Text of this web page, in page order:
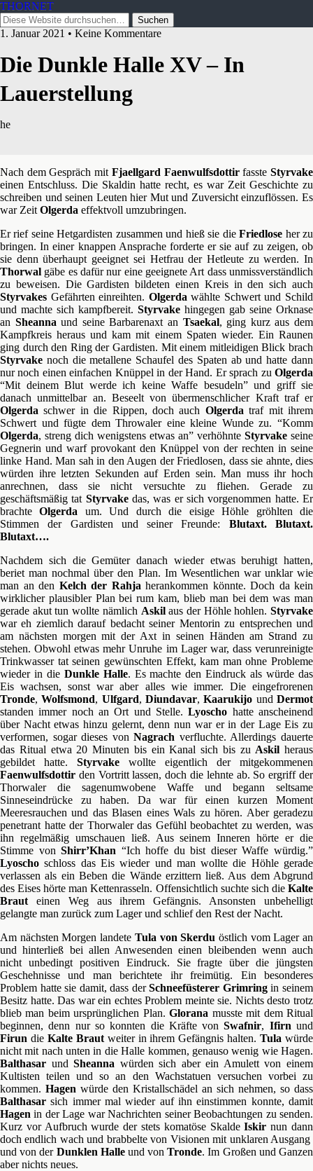
THORNET
1. Januar 2021 • Keine Kommentare
Die Dunkle Halle XV – In
Lauerstellung
he
Nach dem Gespräch mit Fjaellgard FaenwulfsdottirfassteStyrvake
einen Entschluss. Die Skaldin hatte recht, es war Zeit Geschichte zu
schreiben und seinen Leuten hier Mut und Zuversicht einzuflössen. Es
war Zeit Olgerda effektvoll umzubringen.
Er rief seine Hetgardisten zusammen und hieß sie dieFriedlose her zu
bringen. In einer knappen Ansprache forderte er sie auf zu zeigen, ob
sie denn überhaupt geeignet sei Hetfrau der Hetleute zu werden. In
Thorwal gäbe es dafür nur eine geeignete Art dass unmissverständlich
zu beweisen. Die Gardisten bildeten einen Kreis in den sich auch
Styrvakes Gefährten einreihten. Olgerda wählte Schwert und Schild
und machte sich kampfbereit. Styrvake hingegen gab seine Orknase
an Sheanna und seine Barbarenaxt an Tsaekal, ging kurz aus dem
Kampfkreis heraus und kam mit einem Spaten wieder. Ein Raunen
ging durch den Ring der Gardisten. Mit einem mitleidigen Blick brach
Styrvake noch die metallene Schaufel des Spaten ab und hatte dann
nur noch einen einfachen Knüppel in der Hand. Er sprach zu Olgerda
“Mit deinem Blut werde ich keine Waffe besudeln” und griff sie
danach unmittelbar an. Beseelt von übermenschlicher Kraft traf er
Olgerda schwer in die Rippen, doch auch Olgerda traf mit ihrem
Schwert und fügte dem Throwaler eine kleine Wunde zu. “Komm
Olgerda, streng dich wenigstens etwas an” verhöhnte Styrvake seine
Gegnerin und warf provokant den Knüppel von der rechten in seine
linke Hand. Man sah in den Augen der Friedlosen, dass sie ahnte, dies
würden ihre letzten Sekunden auf Erden sein. Man muss ihr hoch
anrechnen, dass sie nicht versuchte zu fliehen. Gerade zu
geschäftsmäßig tat Styrvakedas, was er sich vorgenommen hatte. Er
brachteOlgerda um. Und durch die eisige Höhle gröhlten die
Stimmen der Gardisten und seiner Freunde: Blutaxt. Blutaxt.
Blutaxt….
Nachdem sich die Gemüter danach wieder etwas beruhigt hatten,
beriet man nochmal über den Plan. Im Wesentlichen war unklar wie
man an den Kelch der Rahja herankommen könnte. Doch da kein
wirklicher plausibler Plan bei rum kam, blieb man bei dem was man
gerade akut tun wollte nämlich Askilaus der Höhle hohlen. Styrvake
war eh ziemlich darauf bedacht seiner Mentorin zu entsprechen und
am nächsten morgen mit der Axt in seinen Händen am Strand zu
stehen. Obwohl etwas mehr Unruhe im Lager war, dass verunreinigte
Trinkwasser tat seinen gewünschten Effekt, kam man ohne Probleme
wieder in die Dunkle Halle. Es machte den Eindruck als würde das
Eis wachsen, sonst war aber alles wie immer. Die eingefrorenen
Tronde,Wolfsmond, Ulfgard,Diundavar,Kaarukijo undDermot
standen immer noch an Ort und Stelle.Lyoscho hatte anscheinend
über Nacht etwas hinzu gelernt, denn nun war er in der Lage Eis zu
verformen, sogar dieses vonNagrach verfluchte. Allerdings dauerte
das Ritual etwa 20 Minuten bis ein Kanal sich bis zu Askil heraus
gebildet hatte. Styrvake wollte eigentlich der mitgekommenen
Faenwulfsdottir den Vortritt lassen, doch die lehnte ab. So ergriff der
Thorwaler die sagenumwobene Waffe und begann seltsame
Sinneseindrücke zu haben. Da war für einen kurzen Moment
Meeresrauchen und das Blasen eines Wals zu hören. Aber geradezu
penetrant hatte der Thorwaler das Gefühl beobachtet zu werden, was
ihn regelmäßig umschauen ließ. Aus seinem Inneren hörte er die
Stimme vonShirr’Khan “Ich hoffe du bist dieser Waffe würdig.”
Lyoscho schloss das Eis wieder und man wollte die Höhle gerade
verlassen als ein Beben die Wände erzittern ließ. Aus dem Abgrund
des Eises hörte man Kettenrasseln. Offensichtlich suchte sich die Kalte
Braut einen Weg aus ihrem Gefängnis. Ansonsten unbehelligt
gelangte man zurück zum Lager und schlief den Rest der Nacht.
Am nächsten Morgen landete Tula von Skerdu östlich vom Lager an
und hinterließ bei allen Anwesenden einen bleibenden wenn auch
nicht unbedingt positiven Eindruck. Sie fragte über die jüngsten
Geschehnisse und man berichtete ihr freimütig. Ein besonderes
Problem hatte sie damit, dass derSchneefüsterer Grimringin seinem
Besitz hatte. Das war ein echtes Problem meinte sie. Nichts desto trotz
blieb man beim ursprünglichen Plan.Glorana musste mit dem Ritual
beginnen, denn nur so konnten die Kräfte vonSwafnir, Ifirn und
Firun die Kalte Brautweiter in ihrem Gefängnis halten.Tula würde
nicht mit nach unten in die Halle kommen, genauso wenig wie Hagen.
Balthasar undSheanna würden sich aber ein Amulett von einem
Kultisten teilen und so an den Wachstatuen versuchen vorbei zu
kommen. Hagen würde den Kristallschädel an sich nehmen, so dass
Balthasar sich immer mal wieder auf ihn einstimmen konnte, damit
Hagen in der Lage war Nachrichten seiner Beobachtungen zu senden.
Kurz vor Aufbruch wurde der stets komatöse SkaldeIskir nun dann
doch endlich wach und brabbelte von Visionen mit unklaren Ausgang
und von der Dunklen Halleund vonTronde. Im Großen und Ganzen
aber nichts neues.